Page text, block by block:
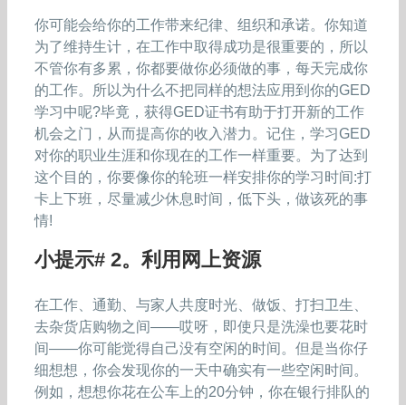
你可能会给你的工作带来纪律、组织和承诺。你知道
为了维持生计，在工作中取得成功是很重要的，所以
不管你有多累，你都要做你必须做的事，每天完成你
的工作。所以为什么不把同样的想法应用到你的GED
学习中呢?毕竟，获得GED证书有助于打开新的工作
机会之门，从而提高你的收入潜力。记住，学习GED
对你的职业生涯和你现在的工作一样重要。为了达到
这个目的，你要像你的轮班一样安排你的学习时间:打
卡上下班，尽量减少休息时间，低下头，做该死的事
情!
小提示# 2。利用网上资源
在工作、通勤、与家人共度时光、做饭、打扫卫生、
去杂货店购物之间——哎呀，即使只是洗澡也要花时
间——你可能觉得自己没有空闲的时间。但是当你仔
细想想，你会发现你的一天中确实有一些空闲时间。
例如，想想你花在公车上的20分钟，你在银行排队的